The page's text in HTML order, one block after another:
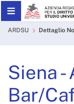
Skip to Main Content
Siena -
ARDSU Dettaglio
Siena -
Bar/